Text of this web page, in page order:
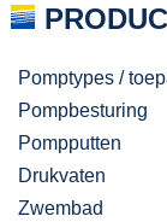
Pomptypes /
Pompbesturing
Pompputten
Drukvaten
Zwembad